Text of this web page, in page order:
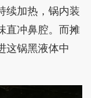
续加热，锅内装
直冲鼻腔。而摊
这锅黑液体中